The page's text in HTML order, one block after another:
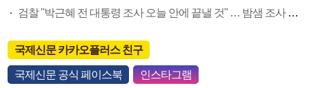
검찰 "박근혜 전 대통령 조사 오늘 안에 끝낼 것" … 밤샘 조사 가능성도
국제신문 카카오플러스 친구
국제신문 공식 페이스북 인스타그램